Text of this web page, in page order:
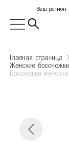
Главная страница
Женские босоножки
Босоножки
Выбор
Укажите ваш
Санкт-
Ваш регион: